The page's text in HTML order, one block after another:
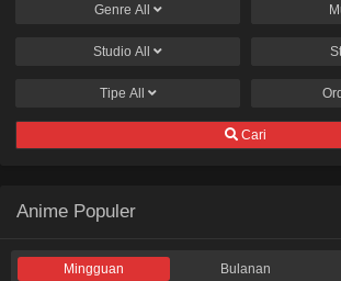
Genre All
Studio All
Tipe All
Cari
Anime Populer
Mingguan Bulanan